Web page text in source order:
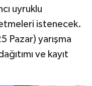
uyruklu
istenecek.
Pazar) yarışma
ve kayıt